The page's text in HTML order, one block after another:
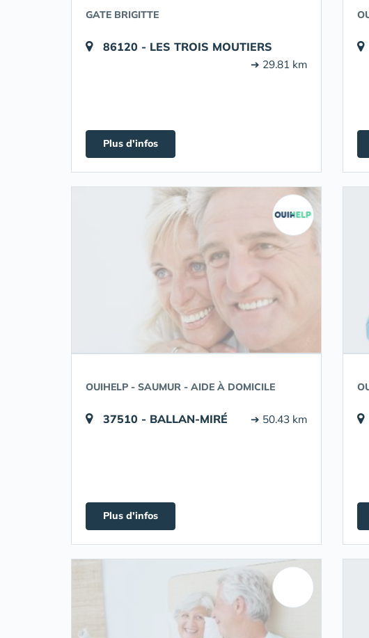
GATE BRIGITTE
86120 - LES TROIS MOUTIERS
➔ 29.81 km
Plus d'infos
OUIHELP - SAUMUR - AIDE À DOMICILE
37510 - BALLAN-MIRÉ ➔ 50.43 km
Plus d'infos